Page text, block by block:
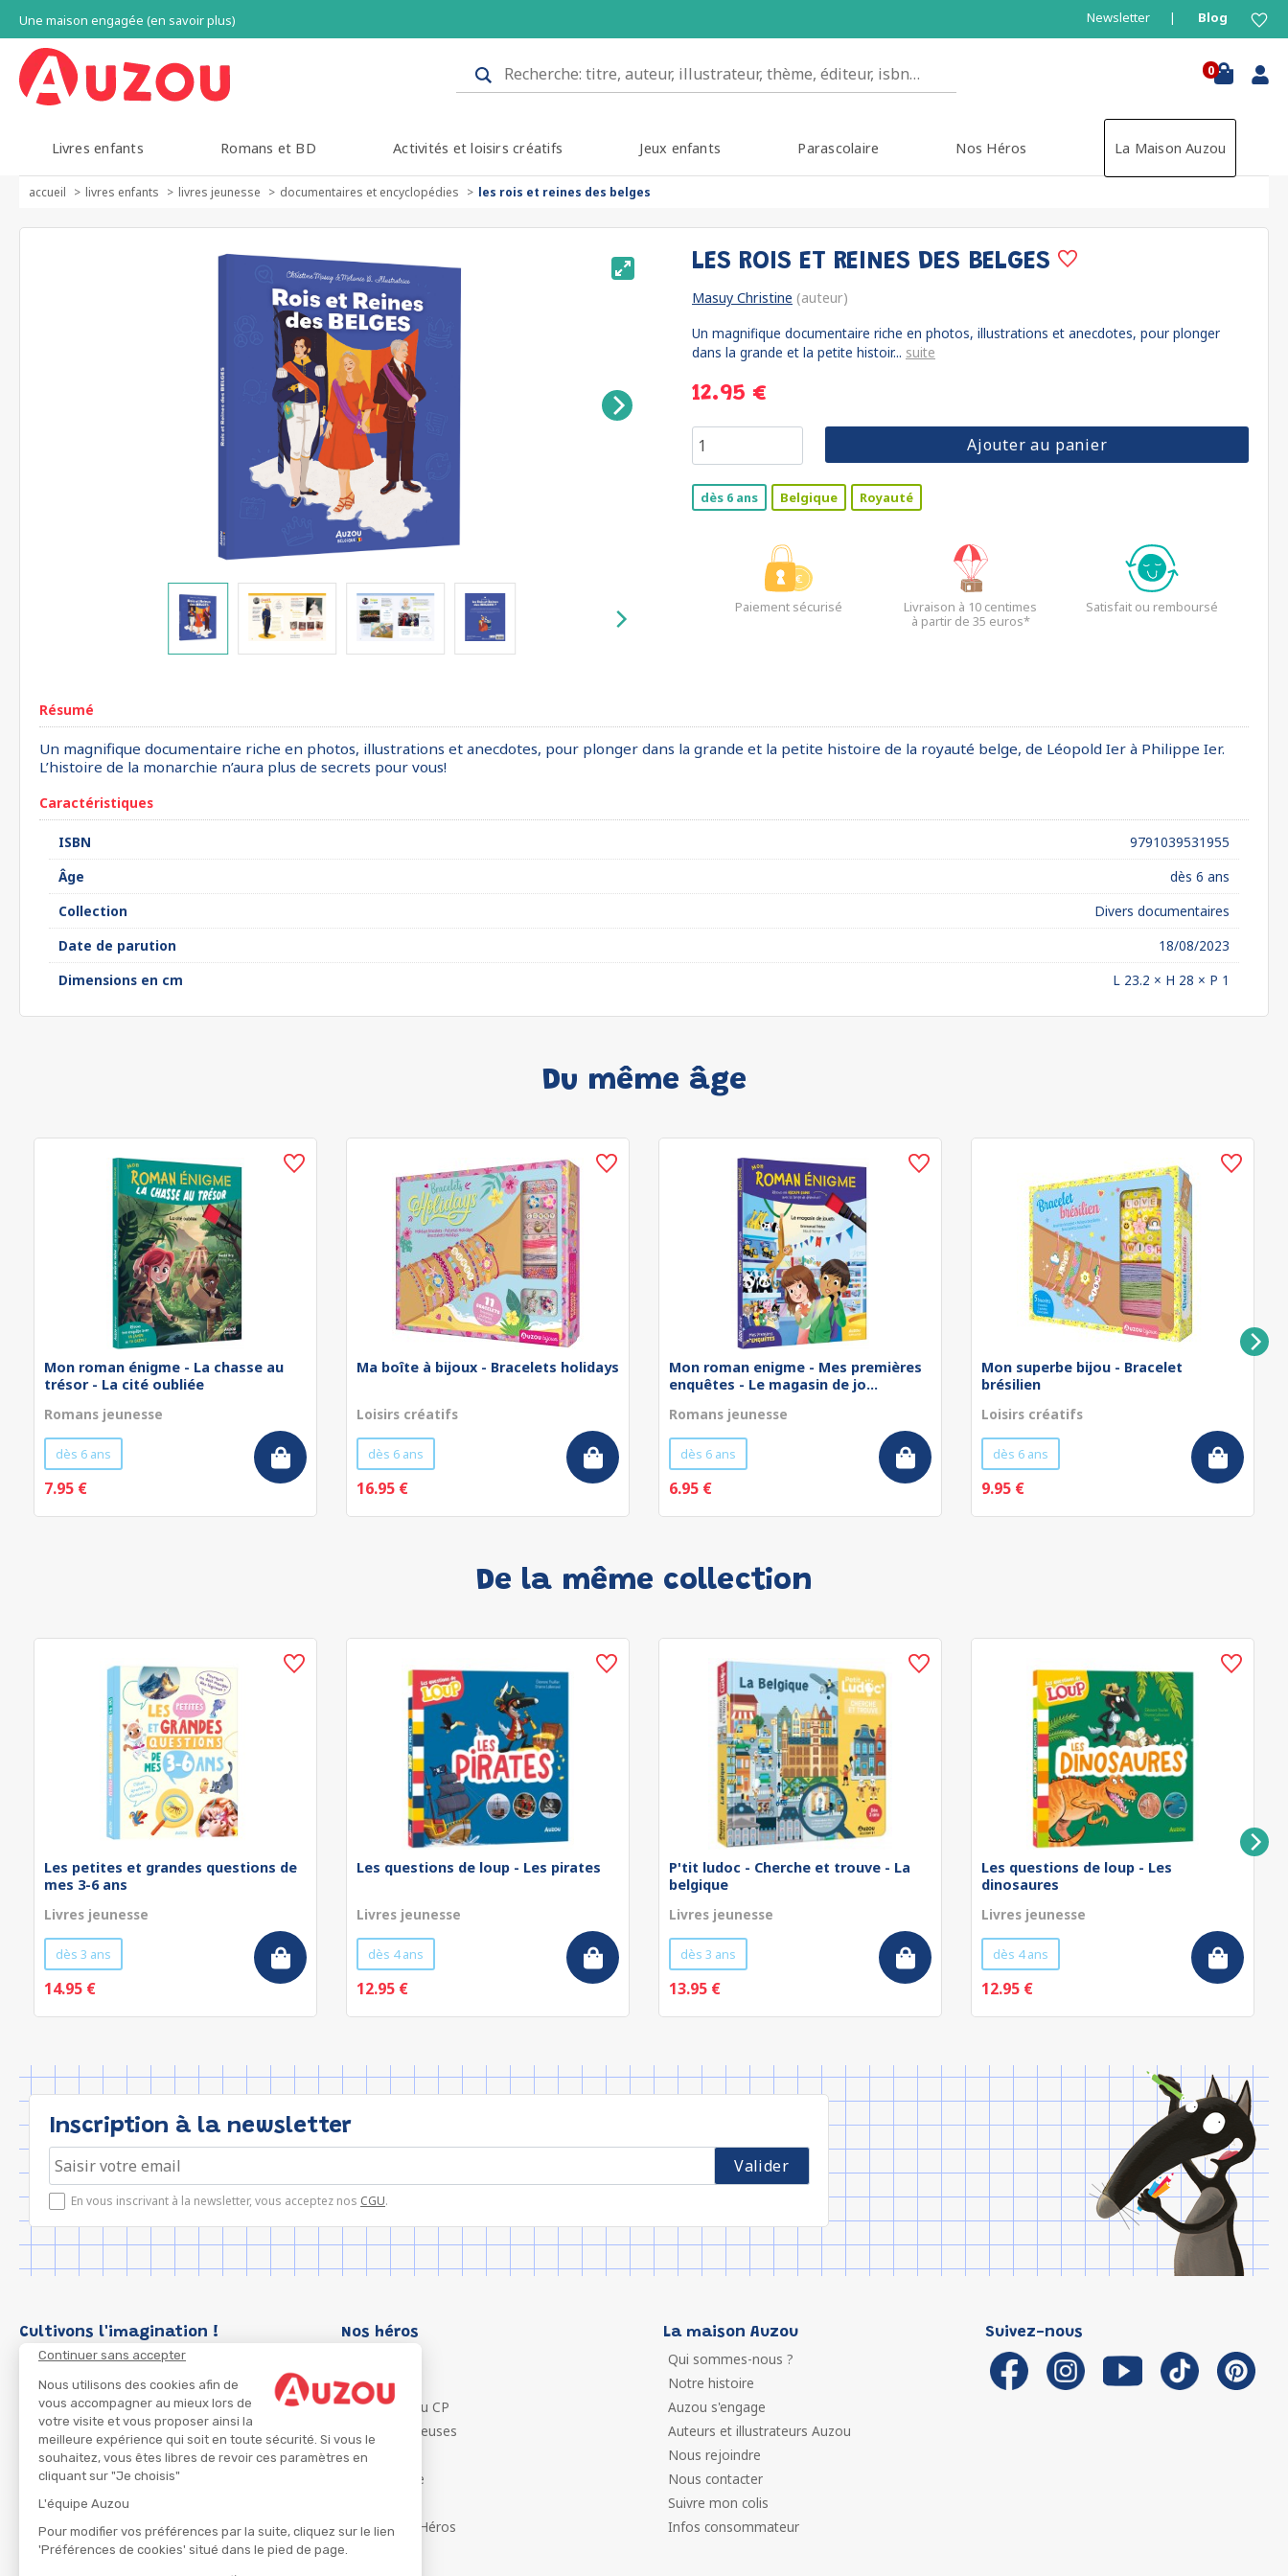
Continuer sans accepter
Nous utilisons des cookies afin de
vous accompagner au mieux lors de
votre visite et vous proposer ainsi la
meilleure expérience qui soit en toute sécurité. Si vous le
souhaitez, vous êtes libres de revoir ces paramètres en
cliquant sur "Je choisis"
L'équipe Auzou
Pour modifier vos préférences par la suite, cliquez sur le lien
'Préférences de cookies' situé dans le pied de page.
Une maison engagée (en savoir plus) Newsletter Blog
0
Livres enfants Romans et BD Activités et loisirs créatifs Jeux enfants Parascolaire Nos Héros La Maison Auzou
accueil livres enfants livres jeunesse documentaires et encyclopédies les rois et reines des belges
LES ROIS ET REINES DES BELGES
Masuy Christine (auteur)
Un magnifique documentaire riche en photos, illustrations et anecdotes, pour plonger
dans la grande et la petite histoir... suite
12.95 €
Ajouter au panier
dès 6 ans Belgique Royauté
Paiement sécurisé
Livraison à 10 centimes
à partir de 35 euros*
Satisfait ou remboursé
Résumé
Un magnifique documentaire riche en photos, illustrations et anecdotes, pour plonger dans la grande et la petite histoire de la royauté belge, de Léopold Ier à Philippe Ier.
L’histoire de la monarchie n’aura plus de secrets pour vous!
Caractéristiques
ISBN
9791039531955
Âge
dès 6 ans
Collection
Divers documentaires
Date de parution
18/08/2023
Dimensions en cm
L 23.2 × H 28 × P 1
Du même âge
Mon roman énigme - La chasse au
trésor - La cité oubliée
Romans jeunesse
dès 6 ans
7.95 €
Ma boîte à bijoux - Bracelets holidays
Loisirs créatifs
dès 6 ans
16.95 €
Mon roman enigme - Mes premières
enquêtes - Le magasin de jo...
Romans jeunesse
dès 6 ans
6.95 €
Mon superbe bijou - Bracelet
brésilien
Loisirs créatifs
dès 6 ans
9.95 €
De la même collection
Les petites et grandes questions de
mes 3-6 ans
Livres jeunesse
dès 3 ans
14.95 €
Les questions de loup - Les pirates
Livres jeunesse
dès 4 ans
12.95 €
P'tit ludoc - Cherche et trouve - La
belgique
Livres jeunesse
dès 3 ans
13.95 €
Les questions de loup - Les
dinosaures
Livres jeunesse
dès 4 ans
12.95 €
Inscription à la newsletter
En vous inscrivant à la newsletter, vous acceptez nos CGU.
Cultivons l'imagination ! Nos héros
P'tit Loup
Les Héros du CP
Les Influenceuses
Migali
Petite Taupe
Ma Boîte à Héros
La maison Auzou
Qui sommes-nous ?
Notre histoire
Auzou s'engage
Auteurs et illustrateurs Auzou
Nous rejoindre
Nous contacter
Suivre mon colis
Infos consommateur
Suivez-nous